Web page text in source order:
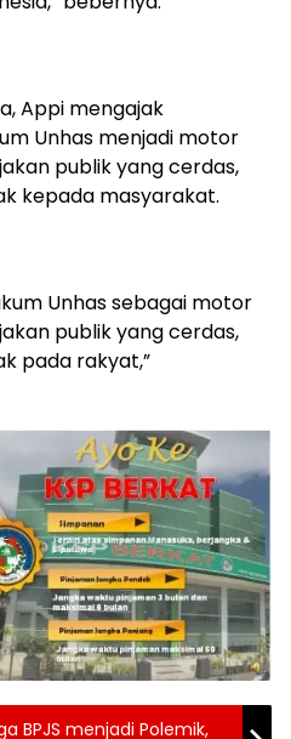
Appi mengajak
Unhas menjadi motor
publik yang cerdas,
kepada masyarakat.
Unhas sebagai motor
publik yang cerdas,
pada rakyat,”
BPJS menjadi Polemik,